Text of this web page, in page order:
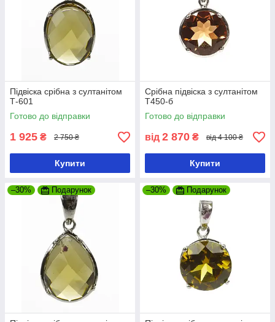
Підвіска срібна з султанітом
Т-601
Готово до відправки
1 925 ₴ 2 750 ₴
Купити
Срібна підвіска з султанітом
Т450-б
Готово до відправки
від 2 870 ₴ від 4 100 ₴
Купити
–30% Подарунок –30% Подарунок